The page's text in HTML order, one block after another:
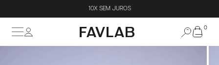
10X SEM JUROS
0